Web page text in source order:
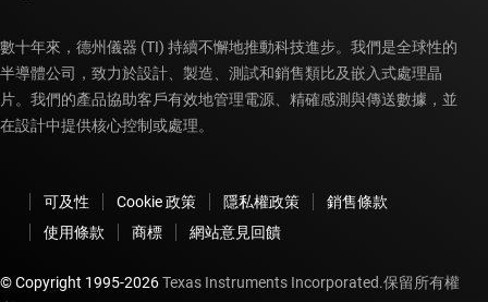
數十年來，德州儀器 (TI) 持續不懈地推動科技進步。我們是全球性的
半導體公司，致力於設計、製造、測試和銷售類比及嵌入式處理晶
片。我們的產品協助客戶有效地管理電源、精確感測與傳送數據，並
在設計中提供核心控制或處理。
可及性 Cookie 政策 隱私權政策
銷售條款
使用條款
商標 網站意見回饋
© Copyright 1995-2026Texas Instruments Incorporated.保留所有權